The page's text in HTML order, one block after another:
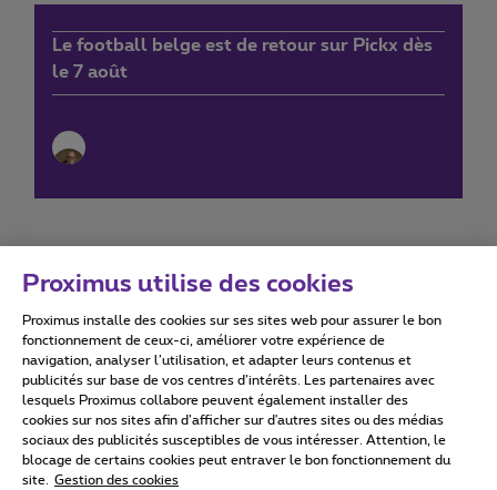
Le football belge est de retour sur Pickx dès
le 7 août
Conditions d'utilisation Accessibility statement
Tous droits réservés. © 2026
Conditions générales, info consommateur
Proximus utilise des cookies
Proximus installe des cookies sur ses sites web pour assurer le bon
fonctionnement de ceux-ci, améliorer votre expérience de
navigation, analyser l’utilisation, et adapter leurs contenus et
publicités sur base de vos centres d’intérêts. Les partenaires avec
lesquels Proximus collabore peuvent également installer des
cookies sur nos sites afin d’afficher sur d'autres sites ou des médias
sociaux des publicités susceptibles de vous intéresser. Attention, le
blocage de certains cookies peut entraver le bon fonctionnement du
site.
Gestion des cookies